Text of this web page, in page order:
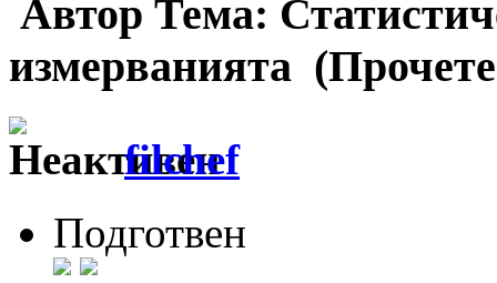
Автор Тема:
измерванията
filchef
Подготвен